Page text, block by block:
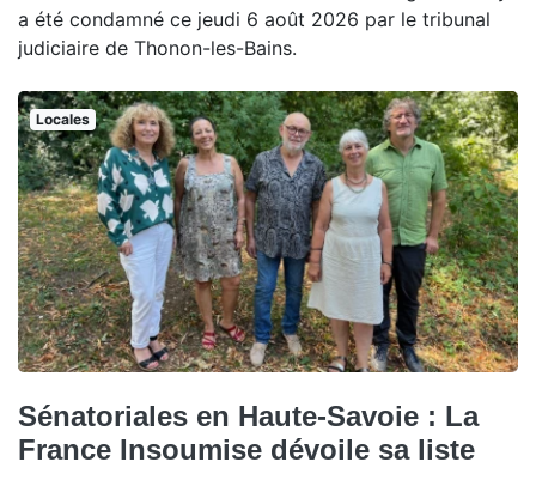
a été condamné ce jeudi 6 août 2026 par le tribunal
judiciaire de Thonon-les-Bains.
Locales
Sénatoriales en Haute-Savoie : La
France Insoumise dévoile sa liste